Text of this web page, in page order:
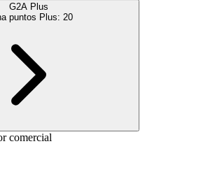
G2A Plus
puntos Plus: 20
comercial